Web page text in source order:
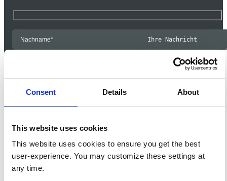
Consent Details About
This website uses cookies
This website uses cookies to ensure you get the best
user-experience. You may customize these settings at
any time.
Ja, ich möchte
die mich interessieren, per E-
Einstellungen jederzeit
von Prodware zu werblichen